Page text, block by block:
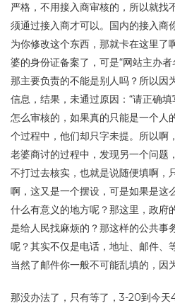
严格，不用接入商审核的，所以就找
须通过接入商才可以。国内的接入商
为你修改这个东西，那就卡在这里了
婆的身份证备案了，可是“网站主办
那主要负责的不能是别人吗？所以因
信息，结果，未通过原因：“请正确
怎么审核的，如果真的只能是一个人
个过程中，他们却只字未提。所以啊
老婆商讨的过程中，发现另一个问题
不打过去核实，也就是说随便填啊，
啊，这又是一个摆设，可是如果是这
什么有意义的地方呢？那这里，政府
是给人民找麻烦的？那这样的公共事
呢？其实不仅是电话，地址、邮件、
当然了邮件你一般不可能乱填的，因
那没办法了，只有等了，3-20到今